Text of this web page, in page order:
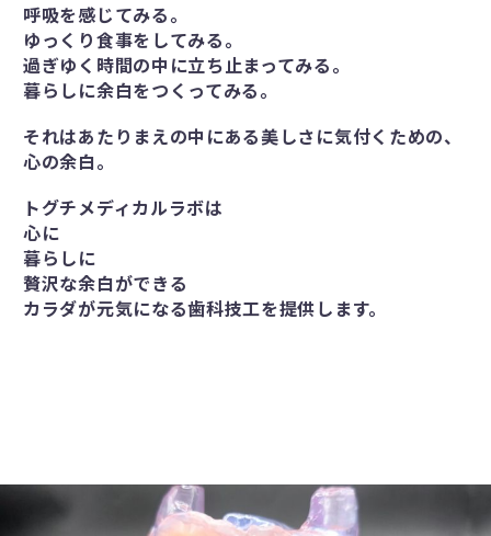
呼吸を感じてみる。
ゆっくり食事をしてみる。
過ぎゆく時間の中に立ち止まってみる。
暮らしに余白をつくってみる。
それはあたりまえの中にある美しさに気付くための、
心の余白。
トグチメディカルラボは
心に
暮らしに
贅沢な余白ができる
カラダが元気になる歯科技工を提供します。